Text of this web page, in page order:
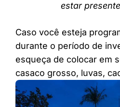
estar
Caso você esteja
durante o período de
esqueça de colocar em
casaco grosso, luvas,